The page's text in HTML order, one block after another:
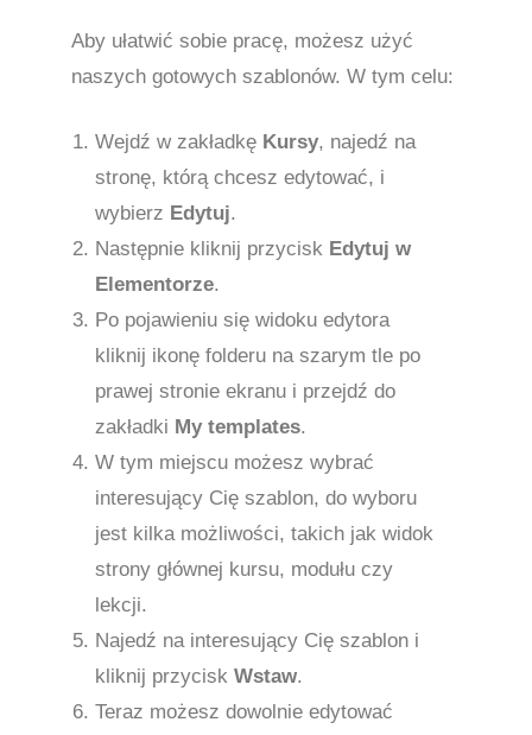
Aby ułatwić sobie pracę, możesz użyć
naszych gotowych szablonów. W tym celu:
Wejdź w zakładkę Kursy, najedź na
stronę, którą chcesz edytować, i
wybierz Edytuj.
Następnie kliknij przycisk Edytuj w
Elementorze.
Po pojawieniu się widoku edytora
kliknij ikonę folderu na szarym tle po
prawej stronie ekranu i przejdź do
zakładki My templates.
W tym miejscu możesz wybrać
interesujący Cię szablon, do wyboru
jest kilka możliwości, takich jak widok
strony głównej kursu, modułu czy
lekcji.
Najedź na interesujący Cię szablon i
kliknij przycisk Wstaw.
Teraz możesz dowolnie edytować